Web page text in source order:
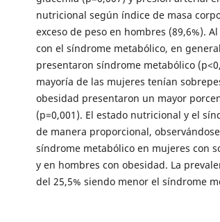
nutricional según índice de masa
exceso de peso en hombres (89,6%).
con el síndrome metabólico, en
presentaron síndrome metabólico
mayoría de las mujeres tenían
obesidad presentaron un mayor
(p=0,001). El estado nutricional y el
de manera proporcional,
síndrome metabólico en mujeres con
y en hombres con obesidad. La
del 25,5% siendo menor el síndrome